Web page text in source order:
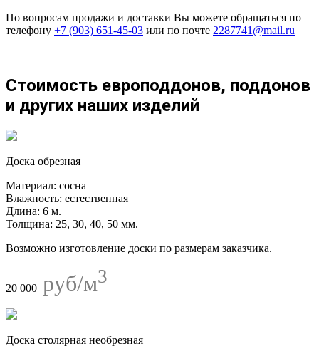
По вопросам продажи и доставки Вы можете обращаться по
телефону +7 (903) 651-45-03 или по почте 2287741@mail.ru
Стоимость европоддонов, поддонов
и других наших изделий
Доска обрезная
Материал: сосна
Влажность: естественная
Длина: 6 м.
Толщина: 25, 30, 40, 50 мм.
Возможно изготовление доски по размерам заказчика.
20 000 руб/м3
Доска столярная необрезная